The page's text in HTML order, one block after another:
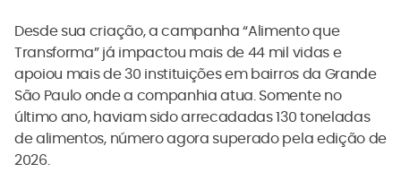
Desde sua criação, a campanha “Alimento que
Transforma” já impactou mais de 44 mil vidas e
apoiou mais de 30 instituições em bairros da Grande
São Paulo onde a companhia atua. Somente no
último ano, haviam sido arrecadadas 130 toneladas
de alimentos, número agora superado pela edição de
2026.